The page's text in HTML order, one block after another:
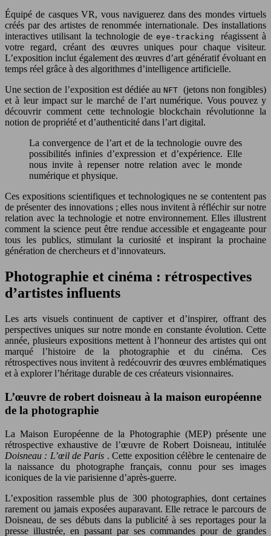
Équipé de casques VR, vous naviguerez dans des mondes virtuels
créés par des artistes de renommée internationale. Des installations
interactives utilisant la technologie deeye-tracking réagissent à
votre regard, créant des œuvres uniques pour chaque visiteur.
L’exposition inclut également des œuvres d’art génératif évoluant en
temps réel grâce à des algorithmes d’intelligence artificielle.
Une section de l’exposition est dédiée au NFT (jetons non fongibles)
et à leur impact sur le marché de l’art numérique. Vous pouvez y
découvrir comment cette technologie blockchain révolutionne la
notion de propriété et d’authenticité dans l’art digital.
La convergence de l’art et de la technologie ouvre des
possibilités infinies d’expression et d’expérience. Elle
nous invite à repenser notre relation avec le monde
numérique et physique.
Ces expositions scientifiques et technologiques ne se contentent pas
de présenter des innovations ; elles nous invitent à réfléchir sur notre
relation avec la technologie et notre environnement. Elles illustrent
comment la science peut être rendue accessible et engageante pour
tous les publics, stimulant la curiosité et inspirant la prochaine
génération de chercheurs et d’innovateurs.
Photographie et cinéma : rétrospectives
d’artistes influents
Les arts visuels continuent de captiver et d’inspirer, offrant des
perspectives uniques sur notre monde en constante évolution. Cette
année, plusieurs expositions mettent à l’honneur des artistes qui ont
marqué l’histoire de la photographie et du cinéma. Ces
rétrospectives nous invitent à redécouvrir des œuvres emblématiques
et à explorer l’héritage durable de ces créateurs visionnaires.
L’œuvre de robert doisneau à la maison européenne
de la photographie
La Maison Européenne de la Photographie (MEP) présente une
rétrospective exhaustive de l’œuvre de Robert Doisneau, intitulée
Doisneau : L’œil de Paris . Cette exposition célèbre le centenaire de
la naissance du photographe français, connu pour ses images
iconiques de la vie parisienne d’après-guerre.
L’exposition rassemble plus de 300 photographies, dont certaines
rarement ou jamais exposées auparavant. Elle retrace le parcours de
Doisneau, de ses débuts dans la publicité à ses reportages pour la
presse illustrée, en passant par ses commandes pour de grandes